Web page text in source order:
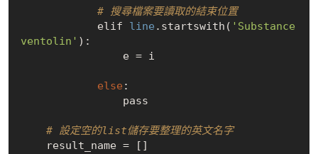
# 搜尋檔案要讀取的結束位置
            elif
line .startswith( 'Substance
ventolin' ):
else :
# 設定空的list儲存要整理的英文名字